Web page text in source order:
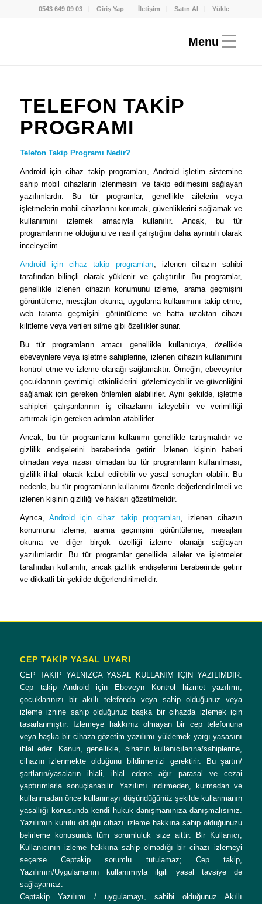
0543 649 09 03 Giriş Yap İletişim Satın Al Yükle
TELEFON TAKIP
PROGRAMI
Telefon Takip Programı Nedir?
Android için cihaz takip programları, Android işletim sistemine
sahip mobil cihazların izlenmesini ve takip edilmesini sağlayan
yazılımlardır. Bu tür programlar, genellikle ailelerin veya
işletmelerin mobil cihazlarını korumak, güvenliklerini sağlamak ve
kullanımını izlemek amacıyla kullanılır. Ancak, bu tür
programların ne olduğunu ve nasıl çalıştığını daha ayrıntılı olarak
inceleyelim.
Android için cihaz takip programları, izlenen cihazın sahibi
tarafından bilinçli olarak yüklenir ve çalıştırılır. Bu programlar,
genellikle izlenen cihazın konumunu izleme, arama geçmişini
görüntüleme, mesajları okuma, uygulama kullanımını takip etme,
web tarama geçmişini görüntüleme ve hatta uzaktan cihazı
kilitleme veya verileri silme gibi özellikler sunar.
Bu tür programların amacı genellikle kullanıcıya, özellikle
ebeveynlere veya işletme sahiplerine, izlenen cihazın kullanımını
kontrol etme ve izleme olanağı sağlamaktır. Örneğin, ebeveynler
çocuklarının çevrimiçi etkinliklerini gözlemleyebilir ve güvenliğini
sağlamak için gereken önlemleri alabilirler. Aynı şekilde, işletme
sahipleri çalışanlarının iş cihazlarını izleyebilir ve verimliliği
artırmak için gereken adımları atabilirler.
Ancak, bu tür programların kullanımı genellikle tartışmalıdır ve
gizlilik endişelerini beraberinde getirir. İzlenen kişinin haberi
olmadan veya rızası olmadan bu tür programların kullanılması,
gizlilik ihlali olarak kabul edilebilir ve yasal sonuçları olabilir. Bu
nedenle, bu tür programların kullanımı özenle değerlendirilmeli ve
izlenen kişinin gizliliği ve hakları gözetilmelidir.
Ayrıca, Android için cihaz takip programları, izlenen cihazın
konumunu izleme, arama geçmişini görüntüleme, mesajları
okuma ve diğer birçok özelliği izleme olanağı sağlayan
yazılımlardır. Bu tür programlar genellikle aileler ve işletmeler
tarafından kullanılır, ancak gizlilik endişelerini beraberinde getirir
ve dikkatli bir şekilde değerlendirilmelidir.
CEP TAKİP YASAL UYARI
CEP TAKİP YALNIZCA YASAL KULLANIM İÇİN YAZILIMDIR.
Cep takip Android için Ebeveyn Kontrol hizmet yazılımı,
çocuklarınızı bir akıllı telefonda veya sahip olduğunuz veya
izleme iznine sahip olduğunuz başka bir cihazda izlemek için
tasarlanmıştır. İzlemeye hakkınız olmayan bir cep telefonuna
veya başka bir cihaza gözetim yazılımı yüklemek yargı yasasını
ihlal eder. Kanun, genellikle, cihazın kullanıcılarına/sahiplerine,
cihazın izlenmekte olduğunu bildirmenizi gerektirir. Bu şartın/
şartların/yasaların ihlali, ihlal edene ağır parasal ve cezai
yaptırımlarla sonuçlanabilir. Yazılımı indirmeden, kurmadan ve
kullanmadan önce kullanmayı düşündüğünüz şekilde kullanmanın
yasallığı konusunda kendi hukuk danışmanınıza danışmalısınız.
Yazılımın kurulu olduğu cihazı izleme hakkına sahip olduğunuzu
belirleme konusunda tüm sorumluluk size aittir. Bir Kullanıcı,
Kullanıcının izleme hakkına sahip olmadığı bir cihazı izlemeyi
seçerse Ceptakip sorumlu tutulamaz; Cep takip,
Yazılımın/Uygulamanın kullanımıyla ilgili yasal tavsiye de
sağlayamaz.
Ceptakip Yazılımı / uygulamayı, sahibi olduğunuz Akıllı